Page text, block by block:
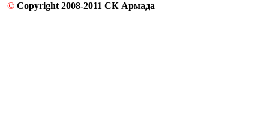
© Copyright 2008-2011 СК Армада